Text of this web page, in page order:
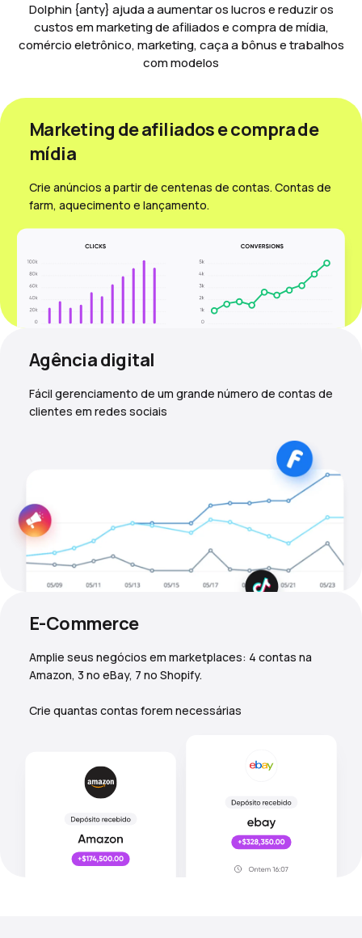
Dolphin {anty} ajuda a aumentar os lucros e reduzir os
custos em marketing de afiliados e compra de mídia,
comércio eletrônico, marketing, caça a bônus e trabalhos
com modelos
Marketing de afiliados e compra de
mídia
Crie anúncios a partir de centenas de contas. Contas de
farm, aquecimento e lançamento.
Agência digital
Fácil gerenciamento de um grande número de contas de
clientes em redes sociais
E-Commerce
Amplie seus negócios em marketplaces: 4 contas na
Amazon, 3 no eBay, 7 no Shopify.
Crie quantas contas forem necessárias